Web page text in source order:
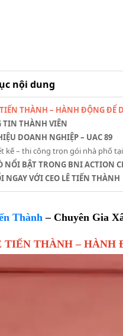
nội dung
TIẾN THÀNH – HÀNH ĐỘNG
TIN THÀNH VIÊN
DOANH NGHIỆP – UAC 89
kế – thi công trọn gói nhà phố
NỔI BẬT TRONG BNI ACTION
NGAY VỚI CEO LÊ TIẾN THÀNH
Thành – Chuyên Gia
TIẾN THÀNH –